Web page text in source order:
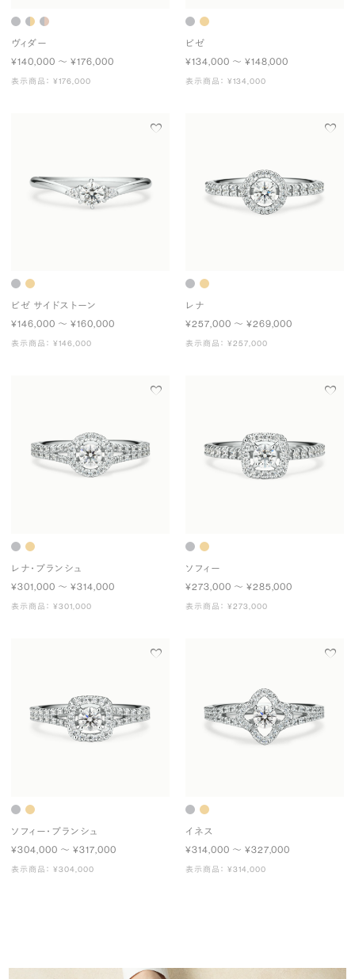
ヴィダー
¥140,000 〜 ¥176,000
表示商品： ¥176,000
ビゼ
¥134,000 〜 ¥148,000
表示商品： ¥134,000
ビゼ サイドストーン
¥146,000 〜 ¥160,000
表示商品： ¥146,000
レナ
¥257,000 〜 ¥269,000
表示商品： ¥257,000
レナ・ブランシュ
¥301,000 〜 ¥314,000
表示商品： ¥301,000
ソフィー
¥273,000 〜 ¥285,000
表示商品： ¥273,000
ソフィー・ブランシュ
¥304,000 〜 ¥317,000
表示商品： ¥304,000
イネス
¥314,000 〜 ¥327,000
表示商品： ¥314,000